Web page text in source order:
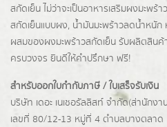
สกัดเย็น ไม่ว่าจะเป็นอาหารเสริมผงมะพ
สกัดเย็นแบบผง, น้ำมันมะพร้าวลดน้ำหนัก
ผสมของผงมะพร้าวสกัดเย็น รับผลิตสินค้
ครบวงจร ยินดีให้คำปรึกษา ฟรี!
สำหรับออกใบกำกับภาษี / ใบเสร็จรับเงิน
บริษัท เดอะ เนเชอรัลลิสท์ จำกัด(ส่านักงา
เลขที่ 80/12-13 หมู่ที่ 4 ตำบลบางตลาด